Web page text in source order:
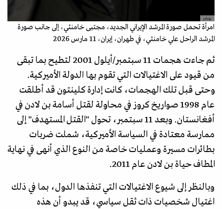
رويترز
امرأة تحمل صورة المرشد الإيراني الجديد، مجتبى خامنئي، إلى جانب صورة
المرشد الراحل علي خامنئي، في طهران، إيران، 11 مارس 2026
ثم جاءت هجمات 11 سبتمبر/أيلول 2001 لتطيح بما تبقى
من قيود على الاغتيالات التي تقوم بها الدولة الأميركية.
وحتى قبل تلك الهجمات، كانت إدارة كلينتون قد أطلقت
عام 1998 صواريخ كروز في محاولة لقتل أسامة بن لادن في
أفغانستان. وبعد 11 سبتمبر، تحول "القتل المستهدف" إلى
ممارسة معتادة في السياسة الأميركية، شملت ضربات
بطائرات مسيرة وعمليات خاصة من النوع الذي أنهى في نهاية
المطاف حياة بن لادن عام 2011.
وبالنظر إلى شيوع الاغتيالات التي تنفذها الدول، بما في ذلك
اغتيال شخصيات ذات ثقل سياسي، قد يبدو أن هذه